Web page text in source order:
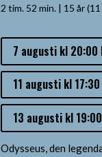
2 tim. 52 min. | 15 år
7 augusti kl 20:00
11 augusti kl
13 augusti kl
Odysseus, den